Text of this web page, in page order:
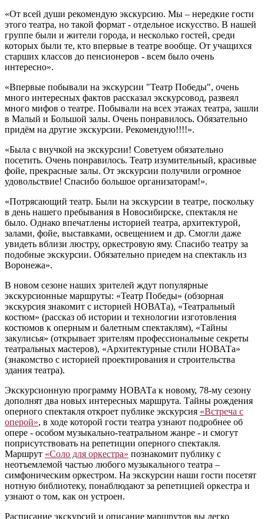
«От всей души рекомендую экскурсию. Мы – нередкие гости
этого театра, но такой формат - отдельное искусство. В нашей
группе были и жители города, и несколько гостей, среди
которых были те, кто впервые в театре вообще. От учащихся
старших классов до пенсионеров - всем было очень
интересно».
«Впервые побывали на экскурсии "Театр Победы", очень
много интересных фактов рассказал экскурсовод, развеял
много мифов о театре. Побывали на всех этажах театра, зашли
в Малый и Большой залы. Очень понравилось. Обязательно
придём на другие экскурсии. Рекомендую!!!!».
«Была с внучкой на экскурсии! Советуем обязательно
посетить. Очень понравилось. Театр изумительный, красивые
фойе, прекрасные залы. От экскурсии получили огромное
удовольствие! Спасибо большое организаторам!».
«Потрясающий театр. Были на экскурсии в театре, поскольку
в день нашего пребывания в Новосибирске, спектакля не
было. Однако впечатлены историей театра, архитектурой,
залами, фойе, выставками, освещением и др. Смогли даже
увидеть вблизи люстру, оркестровую яму. Спасибо театру за
подобные экскурсии. Обязательно приедем на спектакль из
Воронежа».
В новом сезоне наших зрителей ждут популярные
экскурсионные маршруты: «Театр Победы» (обзорная
экскурсия знакомит с историей НОВАТа), «Театральный
костюм» (рассказ об истории и технологии изготовления
костюмов к оперным и балетным спектаклям), «Тайны
закулисья» (открывает зрителям профессиональные секреты
театральных мастеров), «Архитектурные стили НОВАТа»
(знакомство с историей проектирования и строительства
здания театра).
Экскурсионную программу НОВАТа к новому, 78-му сезону
дополнят два новых интересных маршрута. Тайны рождения
оперного спектакля откроет публике экскурсия «Встреча с
оперой», в ходе которой гости театра узнают подробнее об
опере - особом музыкально-театральном жанре - и смогут
поприсутствовать на репетиции оперного спектакля.
Маршрут «Соло для оркестра» познакомит публику с
неотъемлемой частью любого музыкального театра –
симфоническим оркестром. На экскурсии наши гости посетят
нотную библиотеку, понаблюдают за репетицией оркестра и
узнают о том, как он устроен.
Расписание экскурсий и описание маршрутов вы легко